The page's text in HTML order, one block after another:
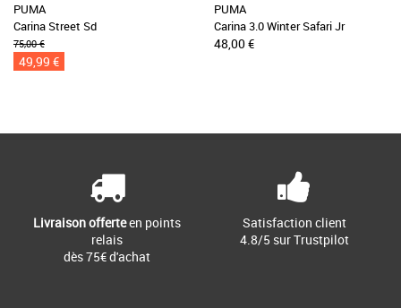
PUMA
Carina Street Sd
75,00 €
49,99 €
PUMA
Carina 3.0 Winter Safari Jr
48,00 €
Livraison offerteen points
relais
dès 75€ d'achat
Satisfaction client
4.8/5 sur Trustpilot